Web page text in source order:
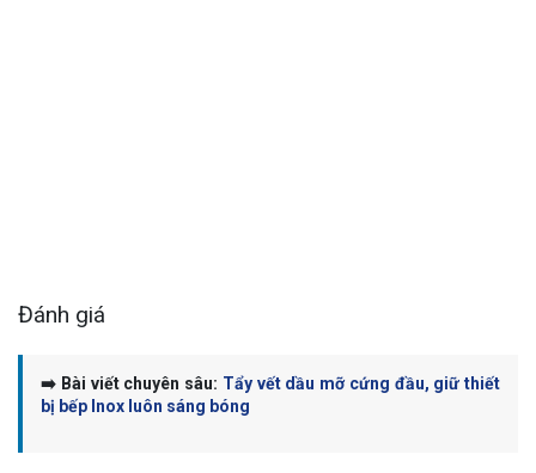
Đánh giá
➡️ Bài viết chuyên sâu: Tẩy vết dầu mỡ cứng đầu, giữ thiết
bị bếp Inox luôn sáng bóng